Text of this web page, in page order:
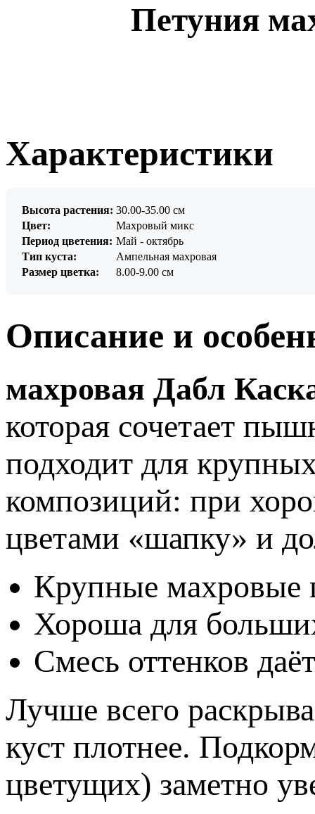
Петуния
Характеристики
Высота растения: 30.00-35.00 см
Цвет:
Махровый микс
Период цветения: Май - октябрь
Тип куста:
Ампельная махровая
Размер цветка:
8.00-9.00 см
Описание и
махровая Дабл
которая сочетает
подходит для
композиций: при
цветами «шапку» и
Крупные махровые
Хороша для
Смесь оттенков
Лучше всего
куст плотнее.
цветущих) заметно